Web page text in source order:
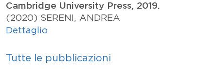
Cambridge University Press, 2019.
(2020) SERENI, ANDREA
Dettaglio
Tutte le pubblicazioni